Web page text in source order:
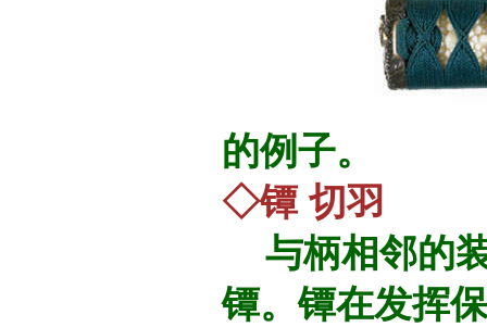
的例子。
◇镡 切羽
与柄相邻的
镡。镡在发挥